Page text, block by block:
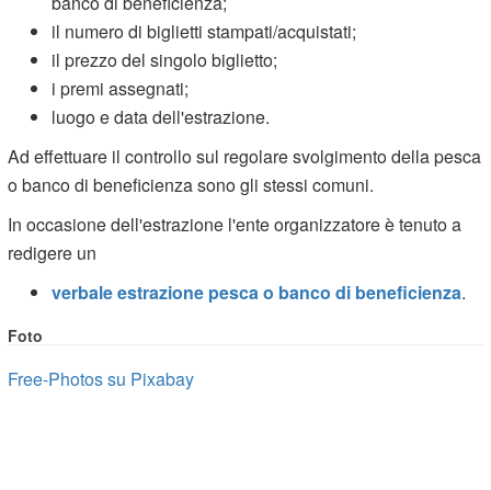
il numero di biglietti stampati/acquistati;
il prezzo del singolo biglietto;
i premi assegnati;
luogo e data dell'estrazione.
Ad effettuare il controllo sul regolare svolgimento della pesca
o banco di beneficienza sono gli stessi comuni.
In occasione dell'estrazione l'ente organizzatore è tenuto a
redigere un
verbale estrazione pesca o banco di beneficienza.
Foto
Free-Photos su Pixabay